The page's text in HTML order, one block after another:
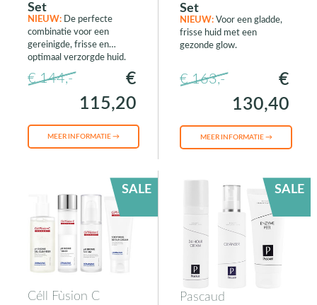
Set
NIEUW:De perfecte
combinatie voor een
gereinigde, frisse en
optimaal verzorgde huid.
€ 144,-
€
115,20
MEER INFORMATIE →
Set
NIEUW:Voor een gladde,
frisse huid met een
gezonde glow.
€ 163,-
€
130,40
MEER INFORMATIE →
SALE
Céll Fùsion C
SALE
Pascaud